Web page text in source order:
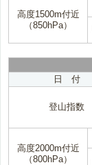
高度1500m付近
（850hPa）
日 付
登山指数
高度2000m付近
（800hPa）